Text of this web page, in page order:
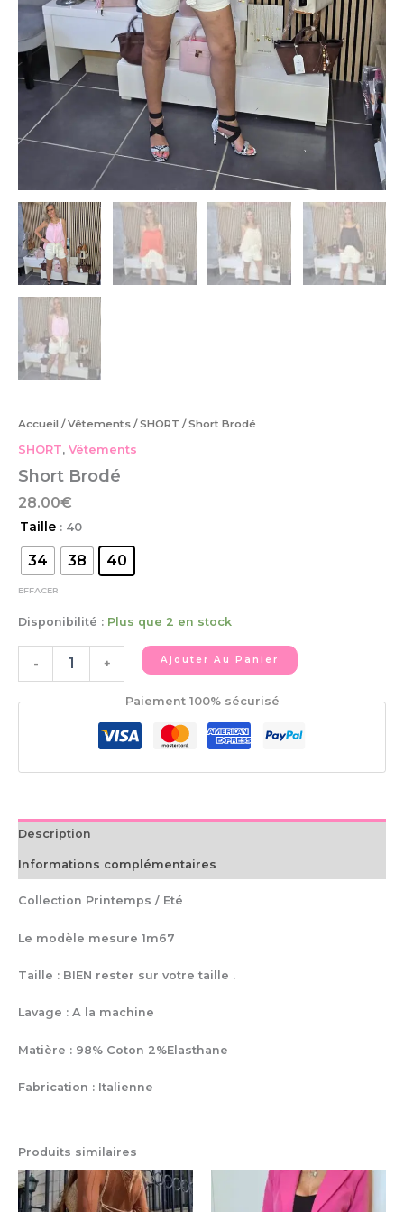
Accueil /Vêtements /SHORT / Short Brodé
SHORT, Vêtements
Short Brodé
28.00€
Taille : 40
34 38 40
EFFACER
Disponibilité : Plus que 2 en stock
- + Ajouter Au Panier
Paiement 100% sécurisé
Description
Informations complémentaires
Collection Printemps / Eté
Le modèle mesure 1m67
Taille : BIEN rester sur votre taille .
Lavage : A la machine
Matière : 98% Coton 2%Elasthane
Fabrication : Italienne
Produits similaires
Ce
produit